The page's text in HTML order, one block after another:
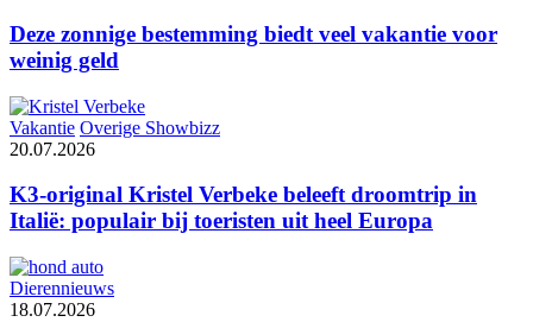
Deze zonnige bestemming biedt veel vakantie voor
weinig geld
Vakantie Overige Showbizz
20.07.2026
K3-original Kristel Verbeke beleeft droomtrip in
Italië: populair bij toeristen uit heel Europa
Dierennieuws
18.07.2026